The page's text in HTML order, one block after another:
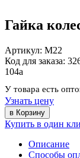
Гайка
Артикул: М22
Код для заказа:
104a
У товара есть
Узнать цену
Купить в один
Описание
Способы